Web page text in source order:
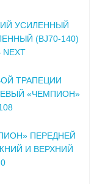
УСИЛЕННЫЙ
(BJ70-140)
ТРАПЕЦИИ
«ЧЕМПИОН»
ПЕРЕДНЕЙ
И ВЕРХНИЙ